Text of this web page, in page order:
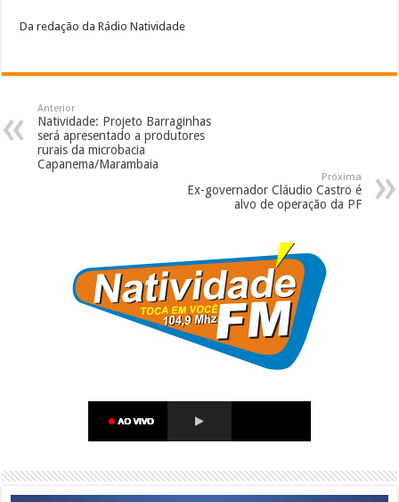
Da redação da Rádio Natividade
Anterior
Natividade: Projeto Barraginhas
será apresentado a produtores
rurais da microbacia
Capanema/Marambaia
Próxima
Ex-governador Cláudio Castro é
alvo de operação da PF